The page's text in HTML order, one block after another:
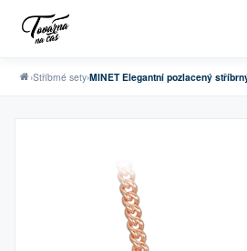
›Stříbrné sety›MINET Elegantní pozlacený